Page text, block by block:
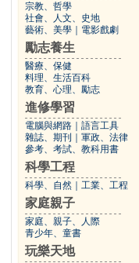
宗教、哲學
社會、人文、史地
藝術、美學
電影戲劇
勵志養生
醫療、保健
料理、生活百科
教育、心理、勵志
進修學習
電腦與網路
語言工具
雜誌、期刊
軍政、法律
參考、考試、教科用書
科學工程
科學、自然 工業、工程
家庭親子
家庭、親子、人際
青少年、童書
玩樂天地